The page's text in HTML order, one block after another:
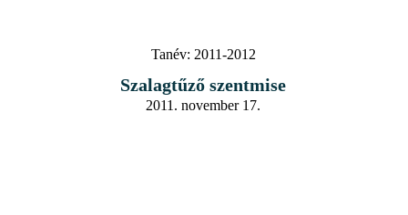
Tanév: 2011-2012
Szalagtűző szentmise
2011. november 17.